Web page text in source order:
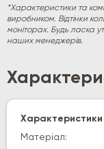
*Характеристики та
виробником. Відтінки
моніторах. Будь ласка
наших менеджерів.
Характеристики
Матеріал: